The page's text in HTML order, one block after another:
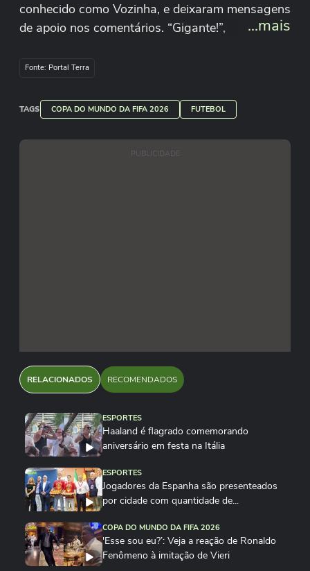
conhecido como Vozinha, e deixaram mensagens
de apoio nos comentários. “Gigante!”,
algumas das mensagens dos novos fãs
da torcida para visitar o Brasil e jogar em clubes
do nosso país. #terranacopa
Reprodução/@vozinha1/Instagram
...mais
Fonte: Portal Terra
TAGS COPA DO MUNDO DA FIFA 2026 FUTEBOL
PUBLICIDADE
RELACIONADOS RECOMENDADOS
ESPORTES
Haaland é flagrado comemorando
aniversário em festa na Itália
ESPORTES
Jogadores da Espanha são presenteados
por cidade com quantidade de...
COPA DO MUNDO DA FIFA 2026
'Esse sou eu?’: Veja a reação de Ronaldo
Fenômeno à imitação de Vieri